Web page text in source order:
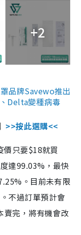
+2
品牌Savewo推出
Delta變種病毒
>>按此選購<<
價只要$18就買
達99.03%，最快
。目前未有限
不過訂單預計會
賣完，將有機會改